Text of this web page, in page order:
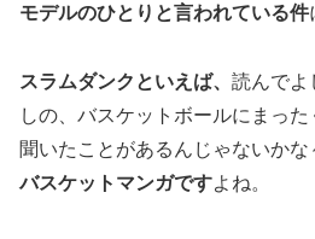
モデルのひとりと言われている件
スラムダンクといえば、 読んでよ
しの、バスケットボールにまっ
聞いたことがあるんじゃないかな
バスケットマンガですよね。